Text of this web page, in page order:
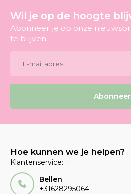
Wil je op de hoogte
Abonneer je op onze
te blijven.
Abonneer
Hoe kunnen we je helpen?
Klantenservice:
Bellen
+31628295064